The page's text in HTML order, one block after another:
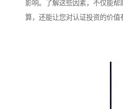
影响。了解这些因素，不仅能帮
算，还能让您对认证投资的价值